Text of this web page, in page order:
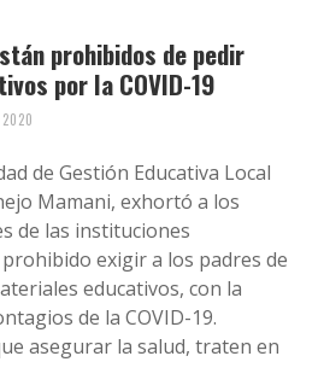
prohibidos de pedir
por la COVID-19
de Gestión Educativa Local
Mamani, exhortó a los
de las instituciones
exigir a los padres de
educativos, con la
de la COVID-19.
asegurar la salud, traten en